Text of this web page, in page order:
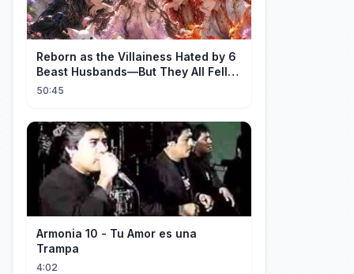
Reborn as the Villainess Hated by 6
Beast Husbands—But They All Fell
for Her!
50:45
Armonia 10 - Tu Amor es una
Trampa
4:02